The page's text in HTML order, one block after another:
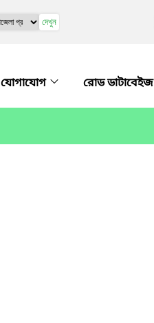
দেখুন
যোগাযোগ রোড ডাটাবেইজ